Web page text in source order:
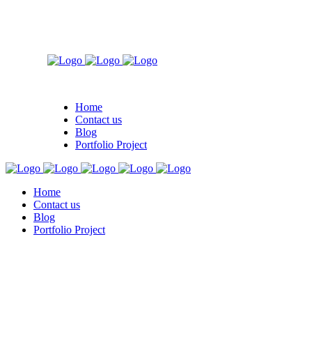
Home
Contact us
Blog
Portfolio Project
Home
Contact us
Blog
Portfolio Project